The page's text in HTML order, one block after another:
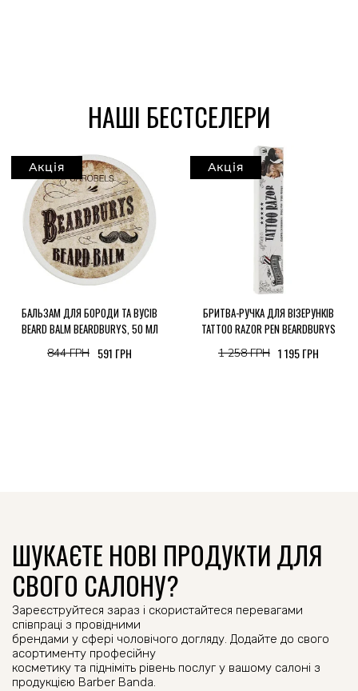
НАШІ БЕСТСЕЛЕРИ
Акція
БАЛЬЗАМ ДЛЯ БОРОДИ ТА ВУСІВ
BEARD BALM BEARDBURYS, 50 МЛ
844 ГРН 591 ГРН
Акція
БРИТВА-РУЧКА ДЛЯ ВІЗЕРУНКІВ
TATTOO RAZOR PEN BEARDBURYS
1 258 ГРН 1 195 ГРН
ШУКАЄТЕ НОВІ ПРОДУКТИ ДЛЯ
СВОГО САЛОНУ?
Зареєструйтеся зараз і скористайтеся перевагами
співпраці з провідними
брендами у сфері чоловічого догляду. Додайте до свого
асортименту професійну
косметику та підніміть рівень послуг у вашому салоні з
продукцією Barber Banda.